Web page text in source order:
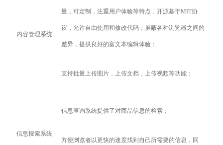
内容管理系统
量，可定制，注重用户体验等特点，开源基于MIT协
议，允许自由使用和修改代码；屏蔽各种浏览器之间的
差异，提供良好的富文本编辑体验；
支持批量上传图片，上传文档，上传视频等功能；
信息搜索系统
信息查询系统提供了对商品信息的检索；
方便浏览者以更快的速度找到自己所需要的信息，同